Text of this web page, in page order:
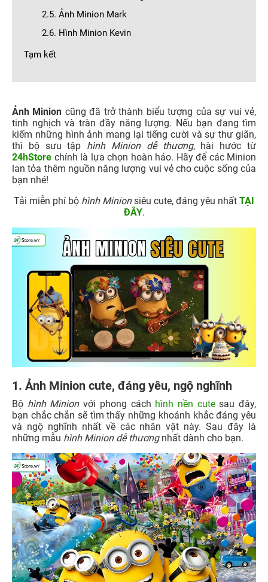
2.5. Ảnh Minion Mark
2.6. Hình Minion Kevin
Tạm kết
Ảnh Minion cũng đã trở thành biểu tượng của sự vui vẻ,
tinh nghịch và tràn đầy năng lượng. Nếu bạn đang tìm
kiếm những hình ảnh mang lại tiếng cười và sự thư giãn,
thì bộ sưu tập hình Minion dễ thương, hài hước từ
24hStore chính là lựa chọn hoàn hảo. Hãy để các Minion
lan tỏa thêm nguồn năng lượng vui vẻ cho cuộc sống của
bạn nhé!
Tải miễn phí bộ hình Minionsiêu cute, đáng yêu nhất TẠI
ĐÂY.
1. Ảnh Minion cute, đáng yêu, ngộ nghĩnh
Bộ hình Minionvới phong cách hình nền cutesau đây,
bạn chắc chắn sẽ tìm thấy những khoảnh khắc đáng yêu
và ngộ nghĩnh nhất về các nhân vật này. Sau đây là
những mẫu hình Minion dễ thươngnhất dành cho bạn.